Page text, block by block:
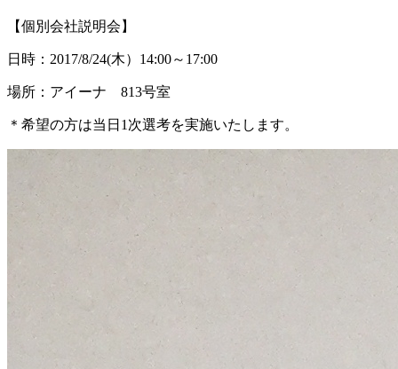
【個別会社説明会】
日時：2017/8/24(木）14:00～17:00
場所：アイーナ 813号室
＊希望の方は当日1次選考を実施いたします。